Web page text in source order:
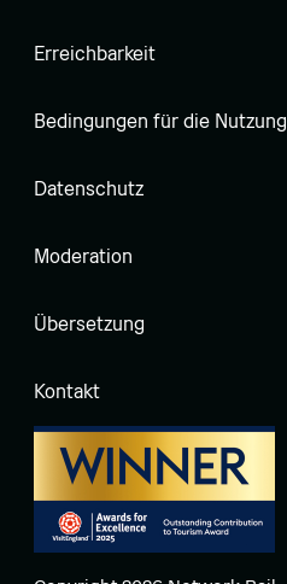
Erreichbarkeit
Bedingungen für die Nutzung
Datenschutz
Moderation
Übersetzung
Kontakt